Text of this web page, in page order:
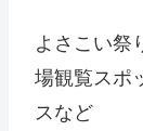
よさこい祭
場観覧スポ
スなど